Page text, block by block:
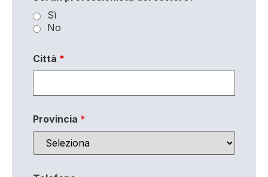
Sì
No
Città *
Provincia *